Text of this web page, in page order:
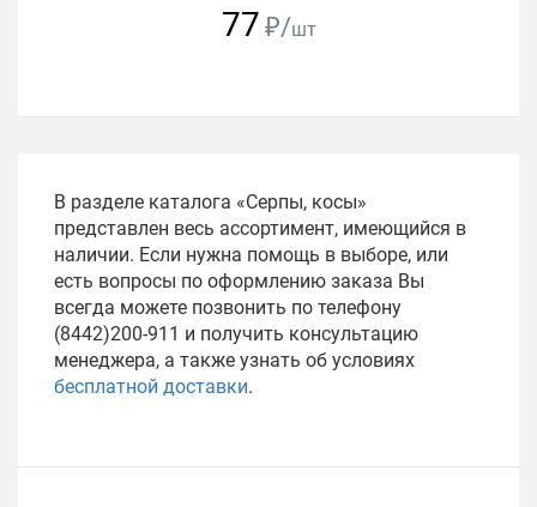
77 ₽/шт
В разделе каталога «Серпы, косы»
представлен весь ассортимент, имеющийся в
наличии. Если нужна помощь в выборе, или
есть вопросы по оформлению заказа Вы
всегда можете позвонить по телефону
(8442)200-911 и получить консультацию
менеджера, а также узнать об условиях
бесплатной доставки.